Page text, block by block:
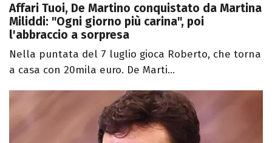
Affari Tuoi, De Martino conquistato da Martina
Miliddi: "Ogni giorno più carina", poi
l'abbraccio a sorpresa
Nella puntata del 7 luglio gioca Roberto, che torna
a casa con 20mila euro. De Marti...